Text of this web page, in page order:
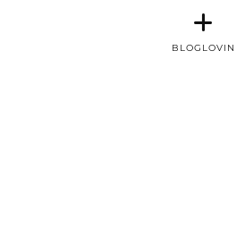
BLOGLOVIN